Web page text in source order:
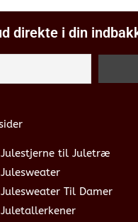
direkte i din
Julestjerne til Juletræ
Julesweater
Julesweater Til Damer
Juletallerkener